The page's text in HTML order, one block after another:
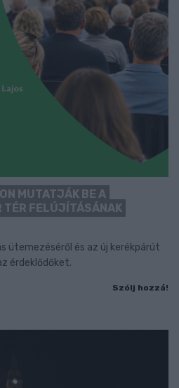
MUTATJÁK BE A
TÉR FELÚJÍTÁSÁNAK
ütemezéséről és az új kerékpárút
érdeklődőket.
Szólj hozzá!